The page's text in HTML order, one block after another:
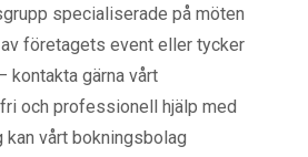
specialiserade på möten
företagets event eller tycker
kontakta gärna vårt
och professionell hjälp med
vårt bokningsbolag